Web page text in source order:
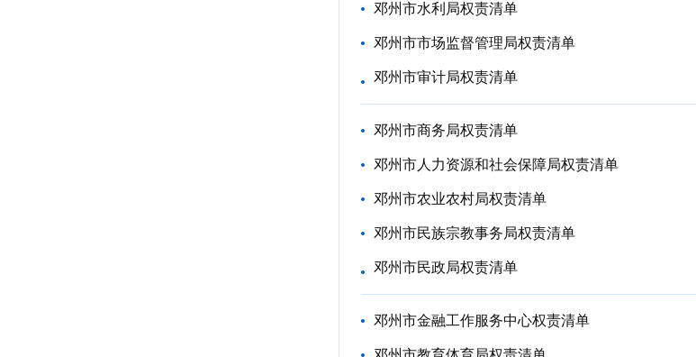
邓州市水利局权责清单
邓州市市场监督管理局权责清单
邓州市审计局权责清单
邓州市商务局权责清单
邓州市人力资源和社会保障局权责清单
邓州市农业农村局权责清单
邓州市民族宗教事务局权责清单
邓州市民政局权责清单
邓州市金融工作服务中心权责清单